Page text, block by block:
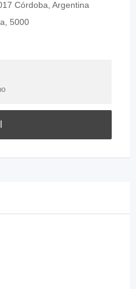
Córdoba, Argentina
5000